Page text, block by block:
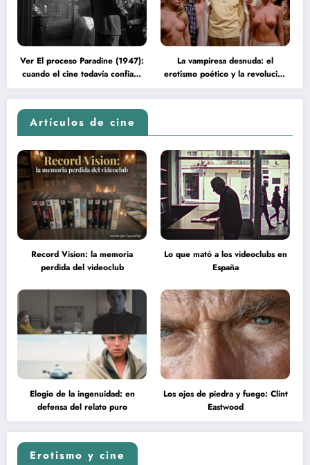
Ver El proceso Paradine (1947):
cuando el cine todavía confiaba
en la inteligencia del espectador
La vampiresa desnuda: el
erotismo poético y la revolución
psicodélica de Jean Rollin
Artículos de cine
Record Vision: la memoria
perdida del videoclub
Lo que mató a los videoclubs en
España
Elogio de la ingenuidad: en
defensa del relato puro
Los ojos de piedra y fuego: Clint
Eastwood
Erotismo y cine